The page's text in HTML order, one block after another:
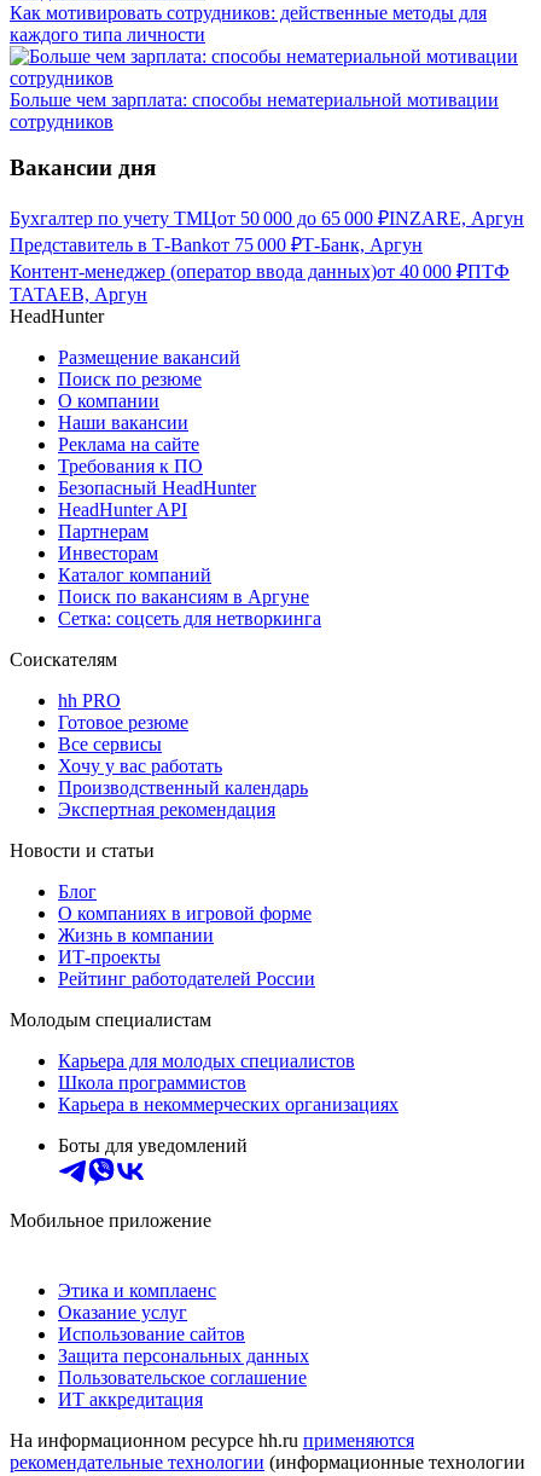
Как мотивировать сотрудников: действенные методы для
каждого типа личности
Больше чем зарплата: способы нематериальной мотивации
сотрудников
Вакансии дня
Бухгалтер по учету ТМЦот 50 000 до 65 000 ₽INZARE, Аргун
Представитель в Т-Bankот 75 000 ₽Т-Банк, Аргун
Контент-менеджер (оператор ввода данных)от 40 000 ₽ПТФ
ТАТАЕВ, Аргун
HeadHunter
Размещение вакансий
Поиск по резюме
О компании
Наши вакансии
Реклама на сайте
Требования к ПО
Безопасный HeadHunter
HeadHunter API
Партнерам
Инвесторам
Каталог компаний
Поиск по вакансиям в Аргуне
Сетка: соцсеть для нетворкинга
Соискателям
hh PRO
Готовое резюме
Все сервисы
Хочу у вас работать
Производственный календарь
Экспертная рекомендация
Новости и статьи
Блог
О компаниях в игровой форме
Жизнь в компании
ИТ-проекты
Рейтинг работодателей России
Молодым специалистам
Карьера для молодых специалистов
Школа программистов
Карьера в некоммерческих организациях
Боты для уведомлений
Мобильное приложение
Этика и комплаенс
Оказание услуг
Использование сайтов
Защита персональных данных
Пользовательское соглашение
ИТ аккредитация
На информационном ресурсе hh.ru применяются
рекомендательные технологии (информационные технологии